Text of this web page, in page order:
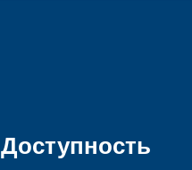
Доступность